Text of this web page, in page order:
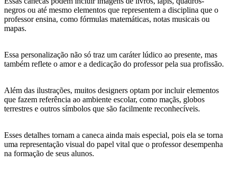
negros ou até mesmo elementos que representem a disciplina que o
professor ensina, como fórmulas matemáticas, notas musicais ou
mapas.
Essa personalização não só traz um caráter lúdico ao presente, mas
também reflete o amor e a dedicação do professor pela sua profissão.
Além das ilustrações, muitos designers optam por incluir elementos
que fazem referência ao ambiente escolar, como maçãs, globos
terrestres e outros símbolos que são facilmente reconhecíveis.
Esses detalhes tornam a caneca ainda mais especial, pois ela se torna
uma representação visual do papel vital que o professor desempenha
na formação de seus alunos.